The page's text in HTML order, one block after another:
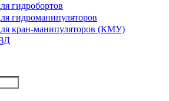
гидробортов
гидроманипуляторов
кран-манипуляторов (КМУ)